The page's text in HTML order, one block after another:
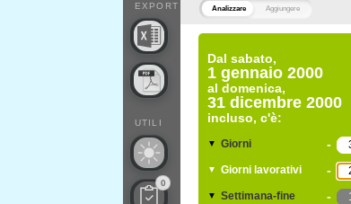
Analizzare Aggiungere
Dal sabato,
1 gennaio 2000
al domenica,
31 dicembre 2000
incluso, c'è:
▼ Giorni -
▼ Giorni lavorativi -
▼ Settimana-fine -
EXPORT
UTILI
0